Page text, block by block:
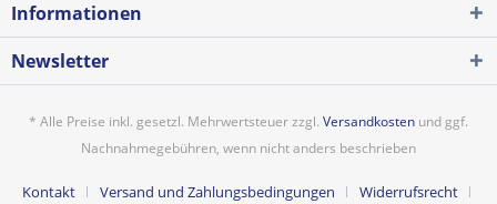
Informationen
Newsletter
* Alle Preise inkl. gesetzl. Mehrwertsteuer zzgl. Versandkosten und ggf.
Nachnahmegebühren, wenn nicht anders beschrieben
Kontakt Versand und Zahlungsbedingungen Widerrufsrecht